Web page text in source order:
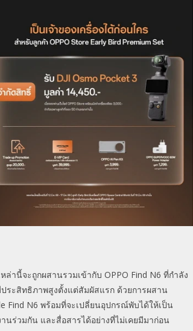
านี้จะถูกผสานรวมเข้ากับ OPPO Find N6 ที่กำลัง
ระสิทธิภาพสูงตั้งแต่สัมผัสแรก ด้วยการผสาน
Find N6 พร้อมที่จะเปลี่ยนอุปกรณ์พับได้ให้เป็น
นร่วมกัน และสื่อสารได้อย่างที่ไม่เคยมีมาก่อน